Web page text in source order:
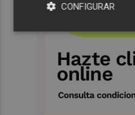
CONFIGURAR